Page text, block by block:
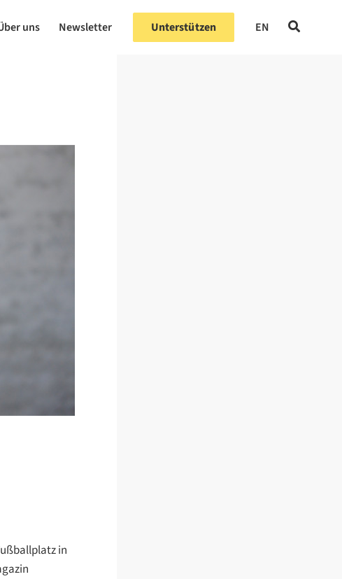
uns Newsletter Unterstützen EN
in